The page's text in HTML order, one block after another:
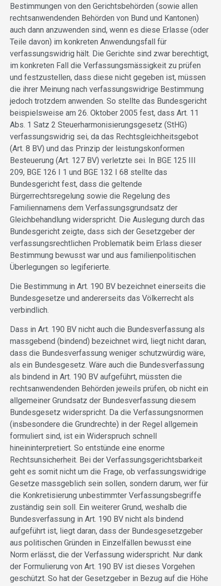
Bestimmungen von den Gerichtsbehörden (sowie allen
rechtsanwendenden Behörden von Bund und Kantonen)
auch dann anzuwenden sind, wenn es diese Erlasse (oder
Teile davon) im konkreten Anwendungsfall für
verfassungswidrig hält. Die Gerichte sind zwar berechtigt,
im konkreten Fall die Verfassungsmässigkeit zu prüfen
und festzustellen, dass diese nicht gegeben ist, müssen
die ihrer Meinung nach verfassungswidrige Bestimmung
jedoch trotzdem anwenden. So stellte das Bundesgericht
beispielsweise am 26. Oktober 2005 fest, dass Art. 11
Abs. 1 Satz 2 Steuerharmonisierungsgesetz (StHG)
verfassungswidrig sei, da das Rechtsgleichheitsgebot
(Art. 8 BV) und das Prinzip der leistungskonformen
Besteuerung (Art. 127 BV) verletzte sei. In BGE 125 III
209, BGE 126 I 1 und BGE 132 I 68 stellte das
Bundesgericht fest, dass die geltende
Bürgerrechtsregelung sowie die Regelung des
Familiennamens dem Verfassungsgrundsatz der
Gleichbehandlung widerspricht. Die Auslegung durch das
Bundesgericht zeigte, dass sich der Gesetzgeber der
verfassungsrechtlichen Problematik beim Erlass dieser
Bestimmung bewusst war und aus familienpolitischen
Überlegungen so legiferierte.
Die Bestimmung in Art. 190 BV bezeichnet einerseits die
Bundesgesetze und andererseits das Völkerrecht als
verbindlich.
Dass in Art. 190 BV nicht auch die Bundesverfassung als
massgebend (bindend) bezeichnet wird, liegt nicht daran,
dass die Bundesverfassung weniger schutzwürdig wäre,
als ein Bundesgesetz. Wäre auch die Bundesverfassung
als bindend in Art. 190 BV aufgeführt, müssten die
rechtsanwendenden Behörden jeweils prüfen, ob nicht ein
allgemeiner Grundsatz der Bundesverfassung diesem
Bundesgesetz widerspricht. Da die Verfassungsnormen
(insbesondere die Grundrechte) in der Regel allgemein
formuliert sind, ist ein Widerspruch schnell
hineininterpretiert. So entstünde eine enorme
Rechtsunsicherheit. Bei der Verfassungsgerichtsbarkeit
geht es somit nicht um die Frage, ob verfassungswidrige
Gesetze massgeblich sein sollen, sondern darum, wer für
die Konkretisierung unbestimmter Verfassungsbegriffe
zuständig sein soll. Ein weiterer Grund, weshalb die
Bundesverfassung in Art. 190 BV nicht als bindend
aufgeführt ist, liegt daran, dass der Bundesgesetzgeber
aus politischen Gründen in Einzelfällen bewusst eine
Norm erlässt, die der Verfassung widerspricht. Nur dank
der Formulierung von Art. 190 BV ist dieses Vorgehen
geschützt. So hat der Gesetzgeber in Bezug auf die Höhe